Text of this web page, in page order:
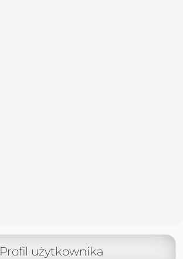
Profil użytkownika